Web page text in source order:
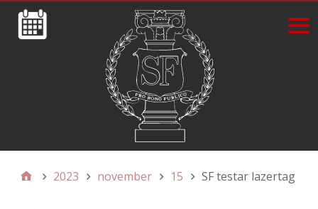
2023 november 15 SF testar lazertag